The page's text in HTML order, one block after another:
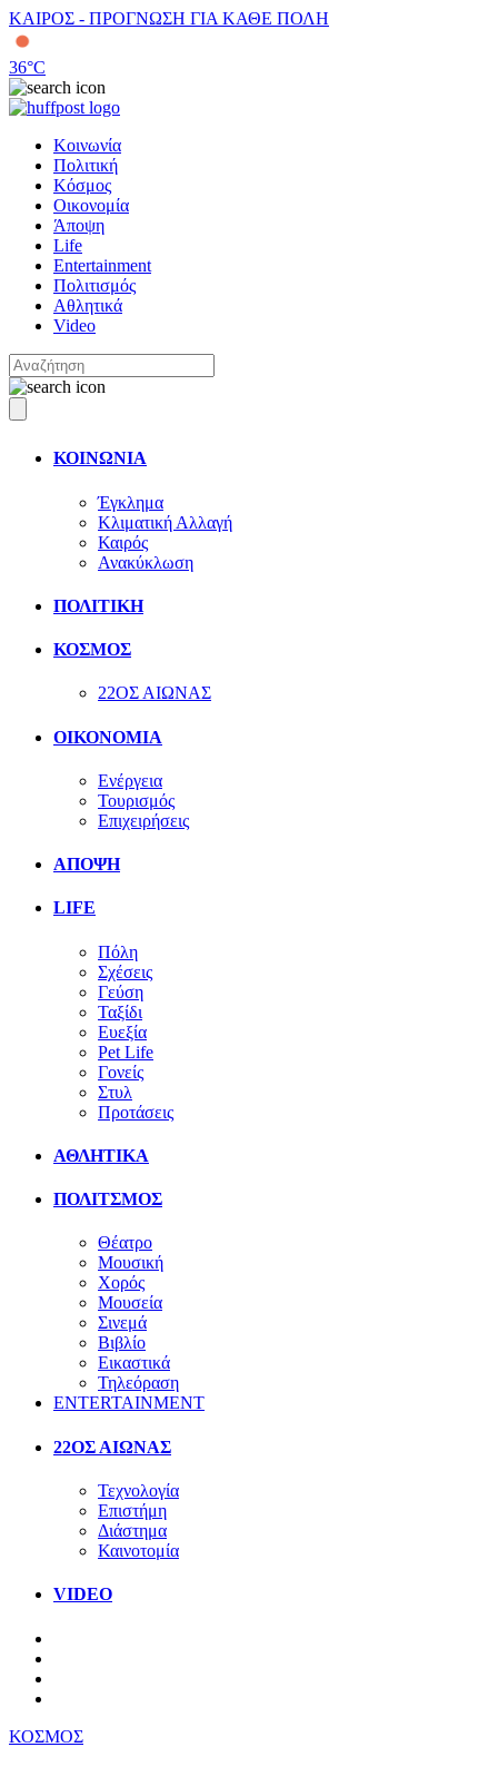
ΚΑΙΡΟΣ - ΠΡΟΓΝΩΣΗ ΓΙΑ ΚΑΘΕ ΠΟΛΗ
36°C
Κοινωνία
Πολιτική
Κόσμος
Οικονομία
Άποψη
Life
Entertainment
Πολιτισμός
Αθλητικά
Video
ΚΟΙΝΩΝΙΑ
Έγκλημα
Κλιματική Αλλαγή
Καιρός
Ανακύκλωση
ΠΟΛΙΤΙΚΗ
ΚΟΣΜΟΣ
22ΟΣ ΑΙΩΝΑΣ
ΟΙΚΟΝΟΜΙΑ
Ενέργεια
Τουρισμός
Επιχειρήσεις
ΑΠΟΨΗ
LIFE
Πόλη
Σχέσεις
Γεύση
Ταξίδι
Ευεξία
Pet Life
Γονείς
Στυλ
Προτάσεις
ΑΘΛΗΤΙΚΑ
ΠΟΛΙΤΣΜΟΣ
Θέατρο
Μουσική
Χορός
Μουσεία
Σινεμά
Βιβλίο
Εικαστικά
Τηλεόραση
ENTERTAINMENT
22ΟΣ ΑΙΩΝΑΣ
Τεχνολογία
Επιστήμη
Διάστημα
Καινοτομία
VIDEO
ΚΟΣΜΟΣ